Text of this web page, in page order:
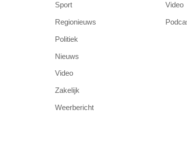
Sport
Regionieuws
Politiek
Nieuws
Video
Zakelijk
Weerbericht
Video